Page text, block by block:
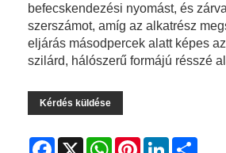
befecskendezési nyomást, és
szerszámot, amíg az alkatrész
eljárás másodpercek alatt képes
szilárd, hálószerű formájú résszé
Kérdés küldése
Facebook
X WhatsAppPinterestLinkedIn